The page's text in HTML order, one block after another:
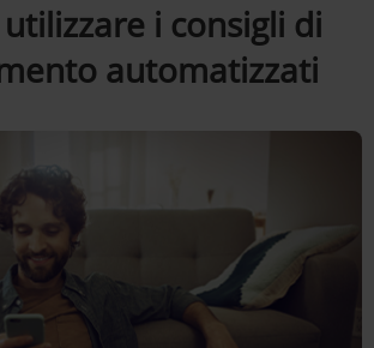
i consigli di
automatizzati